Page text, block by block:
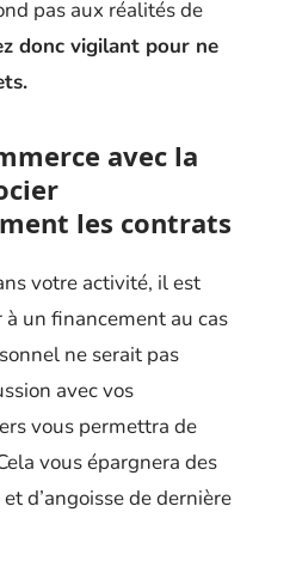
pas aux réalités de
donc vigilant pour ne
avec la
les contrats
votre activité, il est
un financement au cas
ne serait pas
avec vos
vous permettra de
vous épargnera des
d’angoisse de dernière